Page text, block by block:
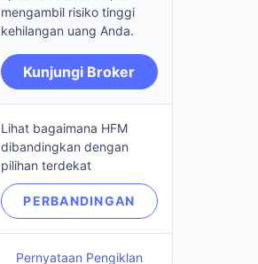
risiko tinggi kehilangan
uang Anda.
Kunjungi Broker
Lihat bagaimana HFM
dibandingkan dengan
pilihan terdekat
PERBANDINGAN
Pernyataan Pengiklan